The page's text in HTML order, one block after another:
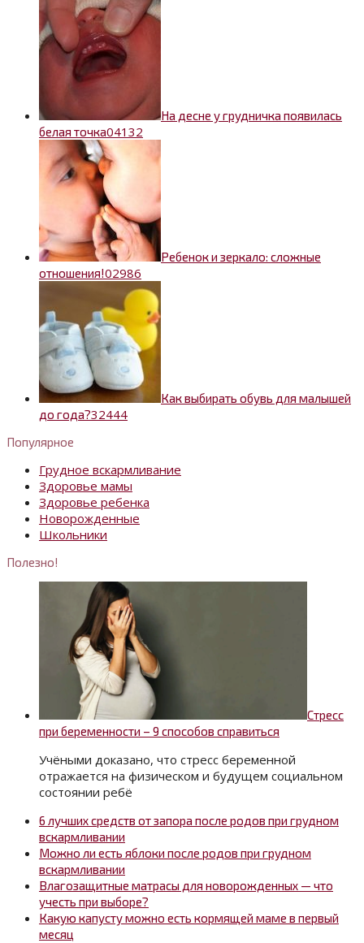
На десне у грудничка появилась
белая точка04132
Ребенок и зеркало: сложные
отношения!02986
Как выбирать обувь для малышей
до года?32444
Популярное
Грудное вскармливание
Здоровье мамы
Здоровье ребенка
Новорожденные
Школьники
Полезно!
Стресс
при беременности – 9 способов справиться
Учёными доказано, что стресс беременной
отражается на физическом и будущем социальном
состоянии ребё
6 лучших средств от запора после родов при грудном
вскармливании
Можно ли есть яблоки после родов при грудном
вскармливании
Влагозащитные матрасы для новорожденных — что
учесть при выборе?
Какую капусту можно есть кормящей маме в первый
месяц